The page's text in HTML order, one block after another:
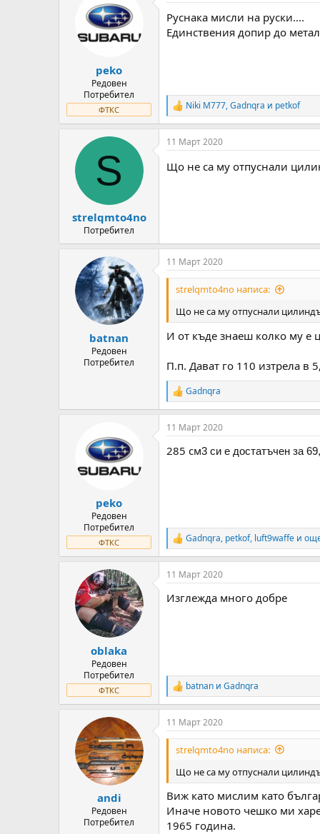
i
o
n
peko
Редовен
Потребител
ФТКС
Руснака мисли на руски....
Единствения допир до
R
e
a
c
i
Niki M777,Gadnqra и petkof
S
strelqmto4no
Потребител
11 Март 2020
Що не са му отпуснали
batnan
Редовен
Потребител
11 Март 2020
strelqmto4no написа:
Що не са му отпуснали
И от къде знаеш колко му е
П.п. Дават го 110 изтрела в
R
e
a
c
i
Gadnqra
peko
Редовен
Потребител
ФТКС
11 Март 2020
285 см3 си е достатъчен за
R
e
a
c
i
Gadnqra, petkof, luft9waffe и
oblaka
Редовен
Потребител
ФТКС
11 Март 2020
Изглежда много добре
R
e
a
c
t
s
:
batnan и Gadnqra
andi
Редовен
Потребител
11 Март 2020
strelqmto4no написа:
Що не са му отпуснали
Виж като мислим като
Иначе новото чешко ми
1965 година.